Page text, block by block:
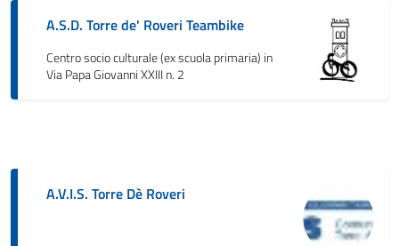
A.S.D. Torre de' Roveri Teambike
Centro socio culturale (ex scuola primaria) in
Via Papa Giovanni XXIII n. 2
A.V.I.S. Torre Dè Roveri